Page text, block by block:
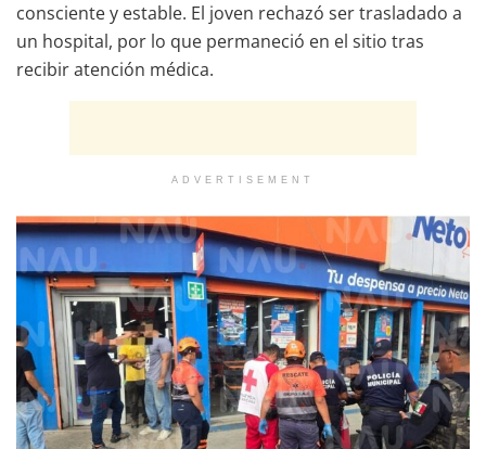
consciente y estable. El joven rechazó ser trasladado a
un hospital, por lo que permaneció en el sitio tras
recibir atención médica.
ADVERTISEMENT